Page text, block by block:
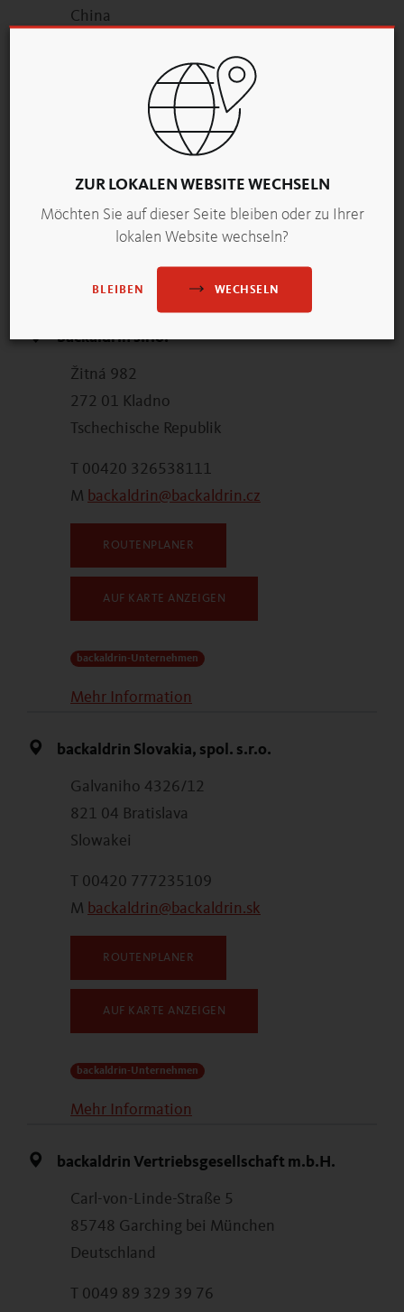
ZUR LOKALEN WEBSITE WECHSELN
Möchten Sie auf dieser Seite bleiben oder zu Ihrer
lokalen Website wechseln?
BLEIBEN WECHSELN
China
Kevin.Xi@backaldrin.com.cn
ROUTENPLANER
AUF KARTE ANZEIGEN
Mehr Information
backaldrin s.r.o.
Žitná 982
272 01 Kladno
Tschechische Republik
T 00420 326538111
M backaldrin@backaldrin.cz
ROUTENPLANER
AUF KARTE ANZEIGEN
backaldrin-Unternehmen
Mehr Information
backaldrin Slovakia, spol. s.r.o.
Galvaniho 4326/12
821 04 Bratislava
Slowakei
T 00420 777235109
M backaldrin@backaldrin.sk
ROUTENPLANER
AUF KARTE ANZEIGEN
backaldrin-Unternehmen
Mehr Information
backaldrin Vertriebsgesellschaft m.b.H.
Carl-von-Linde-Straße 5
85748 Garching bei München
Deutschland
T 0049 89 329 39 76